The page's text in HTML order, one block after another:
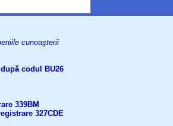
cunoaşterii
codul BU26
339BM
327CDE